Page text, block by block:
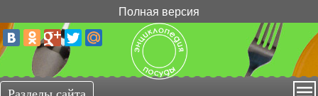
Полная версия